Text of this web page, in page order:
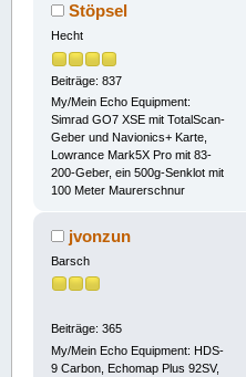
Stöpsel
Hecht
Beiträge: 837
My/Mein Echo Equipment:
Simrad GO7 XSE mit TotalScan-
Geber und Navionics+ Karte,
Lowrance Mark5X Pro mit 83-
200-Geber, ein 500g-Senklot mit
100 Meter Maurerschnur
jvonzun
Barsch
Beiträge: 365
My/Mein Echo Equipment: HDS-
9 Carbon, Echomap Plus 92SV,